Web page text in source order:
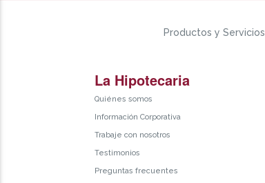
Productos y Servicios
La Hipotecaria
Quiénes somos
Información Corporativa
Trabaje con nosotros
Testimonios
Preguntas frecuentes